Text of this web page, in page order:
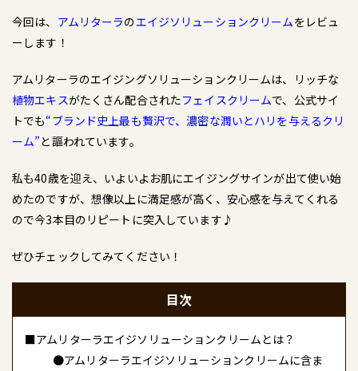
今回は、 アムリターラのエイジソリューションクリームをレビュ
ーします！
アムリターラのエイジングソリューションクリームは、リッチな
植物エキスがたくさん配合されたフェイスクリームで、公式サイ
トでも“ブランド史上最も贅沢で、濃密な潤いとハリを与えるクリ
ーム”と謳われています。
私も40歳を迎え、いよいよお肌にエイジングサインが出て使い始
めたのですが、想像以上に満足感が高く、安心感を与えてくれる
ので今3本目のリピートに突入しています♪
ぜひチェックしてみてください！
目次
■アムリターラエイジソリューションクリームとは？
●アムリターラエイジソリューションクリームに含ま